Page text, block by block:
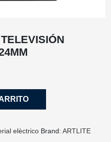
elèctrico Brand: ARTLITE